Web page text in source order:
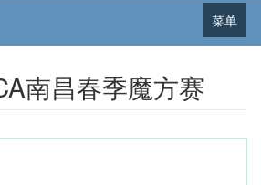
菜单
南昌春季魔方赛